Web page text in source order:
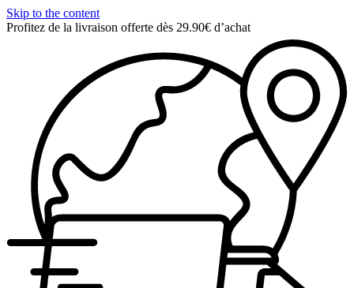
Skip to the content
Profitez de la livraison offerte dès 29.90€ d’achat